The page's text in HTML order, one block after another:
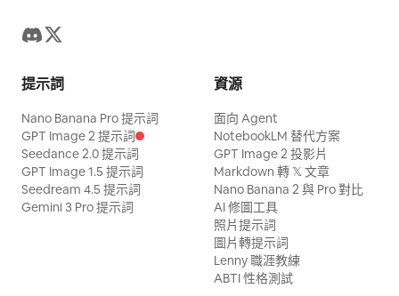
提示詞
Nano Banana Pro 提示詞
GPT Image 2 提示詞
Seedance 2.0 提示詞
GPT Image 1.5 提示詞
Seedream 4.5 提示詞
Gemini 3 Pro 提示詞
資源
面向 Agent
NotebookLM 替代方案
GPT Image 2 投影片
Markdown 轉 𝕏 文章
Nano Banana 2 與 Pro 對比
AI 修圖工具
照片提示詞
圖片轉提示詞
Lenny 職涯教練
ABTI 性格測試